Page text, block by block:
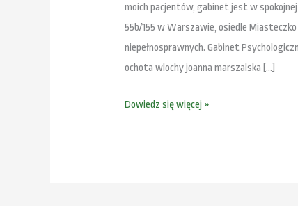
moich pacjentów, gabinet jest w
55b/155 w Warszawie, osiedle
niepełnosprawnych. Gabinet
ochota wlochy joanna marszalska […]
Dowiedz się więcej »